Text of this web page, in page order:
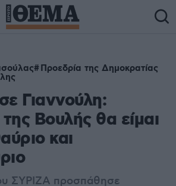
Προεδρία της Δημοκρατίας
Γιαννούλη:
Βουλής θα είμαι
και
ΣΥΡΙΖΑ προσπάθησε